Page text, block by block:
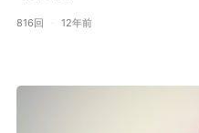
816回 · 12年前